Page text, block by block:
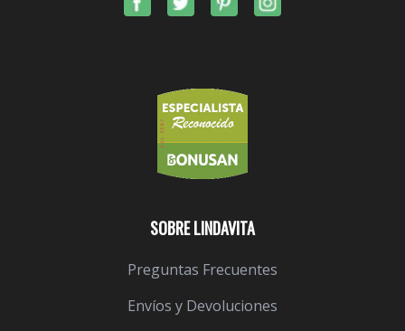
SOBRE LINDAVITA
Preguntas Frecuentes
Envíos y Devoluciones